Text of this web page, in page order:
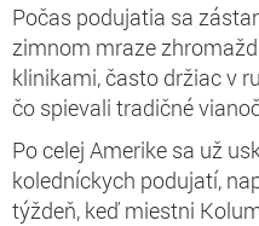
Počas podujatia sa
zimnom mraze
klinikami, často držiac v
čo spievali tradičné
Po celej Amerike sa už
koledníckych podujatí,
týždeň, keď miestni